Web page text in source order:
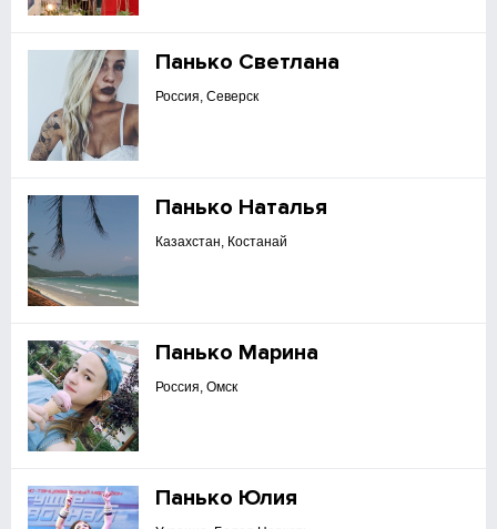
Панько Светлана
Россия, Северск
Панько Наталья
Казахстан, Костанай
Панько Марина
Россия, Омск
Панько Юлия